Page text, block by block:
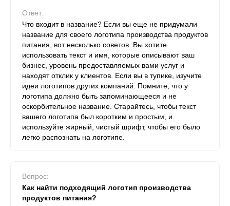
Ответ:
Что входит в название? Если вы еще не придумали
название для своего логотипа производства продуктов
питания, вот несколько советов. Вы хотите
использовать текст и имя, которые описывают ваш
бизнес, уровень предоставляемых вами услуг и
находят отклик у клиентов. Если вы в тупике, изучите
идеи логотипов других компаний. Помните, что у
логотипа должно быть запоминающееся и не
оскорбительное название. Старайтесь, чтобы текст
вашего логотипа был коротким и простым, и
используйте жирный, чистый шрифт, чтобы его было
легко распознать на логотипе.
Вопрос:
Как найти подходящий логотип производства
продуктов питания?